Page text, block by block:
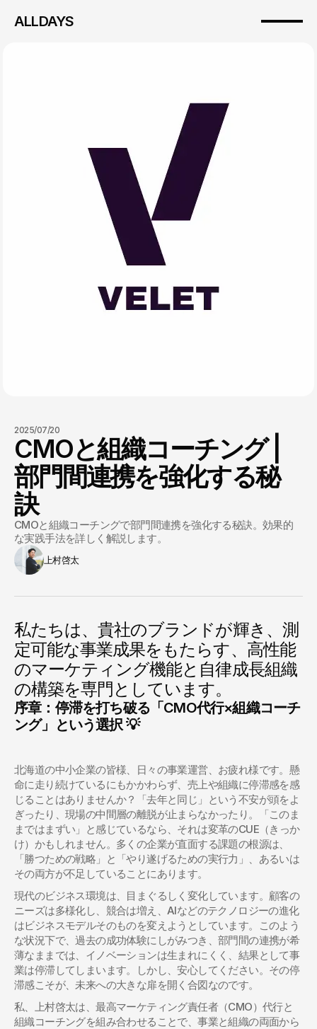
ALLDAYS
2025/07/20
CMOと組織コーチング |
部門間連携を強化する秘
訣
CMOと組織コーチングで部門間連携を強化する秘訣。効果的
な実践手法を詳しく解説します。
上村啓太
私たちは、貴社のブランドが輝き、測
定可能な事業成果をもたらす、高性能
のマーケティング機能と自律成長組織
の構築を専門としています。
序章：停滞を打ち破る「CMO代行×組織コーチ
ング」という選択 💡
北海道の中小企業の皆様、日々の事業運営、お疲れ様です。懸
命に走り続けているにもかかわらず、売上や組織に停滞感を感
じることはありませんか？「去年と同じ」という不安が頭をよ
ぎったり、現場の中間層の離脱が止まらなかったり。「このま
まではまずい」と感じているなら、それは変革のCUE（きっか
け）かもしれません。多くの企業が直面する課題の根源は、
「勝つための戦略」と「やり遂げるための実行力」、あるいは
その両方が不足していることにあります。
現代のビジネス環境は、目まぐるしく変化しています。顧客の
ニーズは多様化し、競合は増え、AIなどのテクノロジーの進化
はビジネスモデルそのものを変えようとしています。このよう
な状況下で、過去の成功体験にしがみつき、部門間の連携が希
薄なままでは、イノベーションは生まれにくく、結果として事
業は停滞してしまいます。しかし、安心してください。その停
滞感こそが、未来への大きな扉を開く合図なのです。
私、上村啓太は、最高マーケティング責任者（CMO）代行と
組織コーチングを組み合わせることで、事業と組織の両面から